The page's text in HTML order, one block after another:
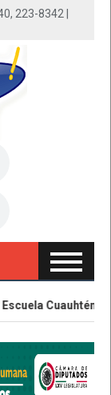
223-8342 |
Cuauhtémoc